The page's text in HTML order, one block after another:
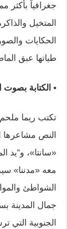
جغرافياً بأكثر
المتخيل
الحكايات
طياتها عبق
• الكتابة بصوت
تكتب ريما
النص مشاعرها
«سانتا»، و”يد
معه «مدننا»
الشواطئ
جمال المدينة
الجنوبية